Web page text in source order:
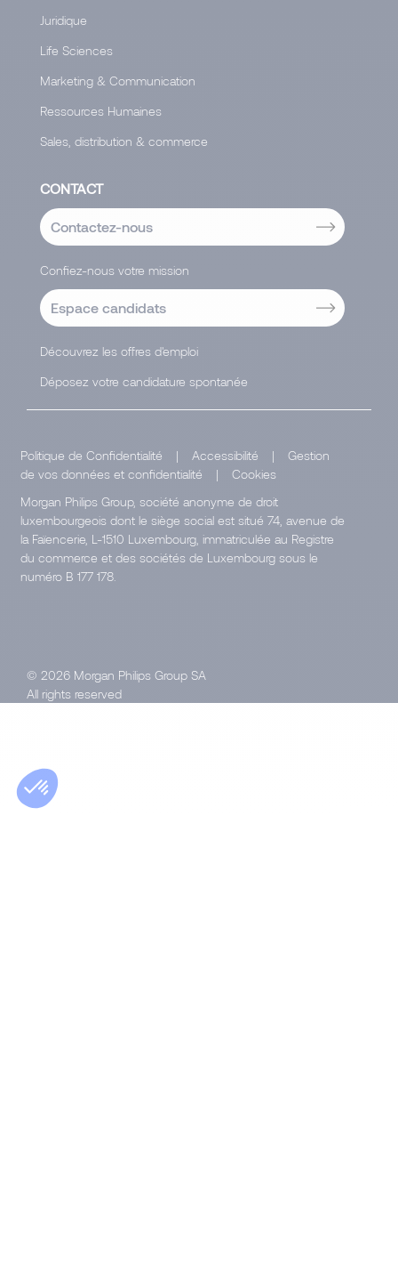
Juridique
Life Sciences
Marketing & Communication
Ressources Humaines
Sales, distribution & commerce
CONTACT
Contactez-nous
Confiez-nous votre mission
Espace candidats
Découvrez les offres d'emploi
Déposez votre candidature spontanée
Politique de Confidentialité | Accessibilité |
Gestion
de vos données et confidentialité
|
Cookies
Morgan Philips Group, société anonyme de droit
luxembourgeois dont le siège social est situé 74, avenue de
la Faïencerie, L-1510 Luxembourg, immatriculée au Registre
du commerce et des sociétés de Luxembourg sous le
numéro B 177 178.
© 2026 Morgan Philips Group SA
All rights reserved